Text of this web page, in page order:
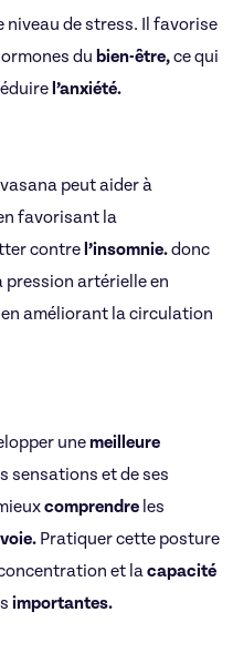
niveau de stress. Il favorise
du bien-être,ce qui
l’anxiété.
peut aider à
favorisant la
contrel’insomnie.donc
pression artérielle en
améliorant la circulation
unemeilleure
sensations et de ses
comprendre les
Pratiquer cette posture
et lacapacité
importantes.